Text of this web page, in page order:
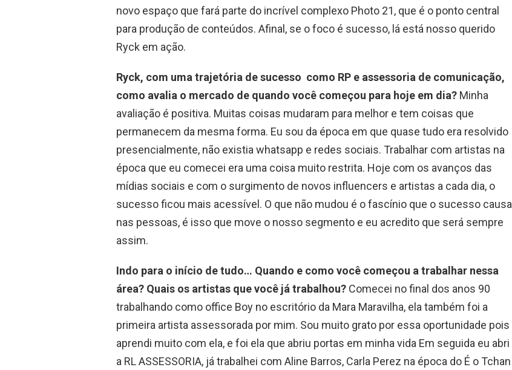
novo espaço que fará parte do incrível complexo Photo 21, que é o ponto central
para produção de conteúdos. Afinal, se o foco é sucesso, lá está nosso querido
Ryck em ação.
Ryck, com uma trajetória de sucesso como RP e assessoria de comunicação,
como avalia o mercado de quando você começou para hoje em dia? Minha
avaliação é positiva. Muitas coisas mudaram para melhor e tem coisas que
permanecem da mesma forma. Eu sou da época em que quase tudo era resolvido
presencialmente, não existia whatsapp e redes sociais. Trabalhar com artistas na
época que eu comecei era uma coisa muito restrita. Hoje com os avanços das
mídias sociais e com o surgimento de novos influencers e artistas a cada dia, o
sucesso ficou mais acessível. O que não mudou é o fascínio que o sucesso causa
nas pessoas, é isso que move o nosso segmento e eu acredito que será sempre
assim.
Indo para o início de tudo… Quando e como você começou a trabalhar nessa
área? Quais os artistas que você já trabalhou? Comecei no final dos anos 90
trabalhando como office Boy no escritório da Mara Maravilha, ela também foi a
primeira artista assessorada por mim. Sou muito grato por essa oportunidade pois
aprendi muito com ela, e foi ela que abriu portas em minha vida Em seguida eu abri
a RL ASSESSORIA, já trabalhei com Aline Barros, Carla Perez na época do É o Tchan